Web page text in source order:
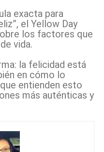
exacta para
el Yellow Day
los factores que
vida.
la felicidad está
en cómo lo
entienden esto
más auténticas y